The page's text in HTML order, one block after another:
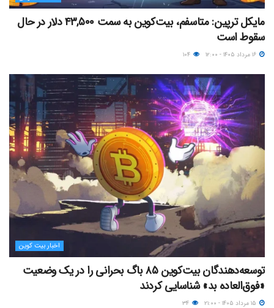
مایکل ترپین: متاسفم، بیت‌کوین به سمت ۴۳,۵۰۰ دلار در حال
سقوط است
اخبار بیت کوین
توسعه‌دهندگان بیت‌کوین ۸۵ باگ بحرانی را در یک وضعیت
«فوق‌العاده بد» شناسایی کردند